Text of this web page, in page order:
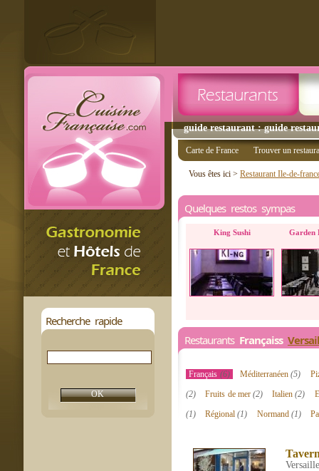
guide restaurant : guide
Recherche rapide
Carte de France Trouver un
Vous êtes ici > Restaurant Ile-de-
Quelques restos sympas
King Sushi Garden
Restaurants Françaiss
Français (6) Méditerranéen(5)
(2)
Fruits de mer (2) Italien(2)
(1)
Régional(1) Normand (1)